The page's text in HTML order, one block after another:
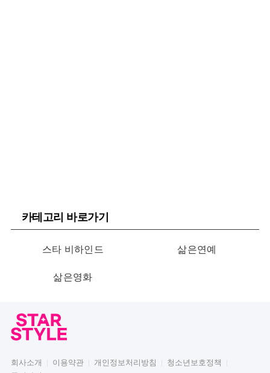
카테고리 바로가기
스타 비하인드 삶은연예
삶은영화
회사소개 이용약관 개인정보처리방침
청소년보호정책